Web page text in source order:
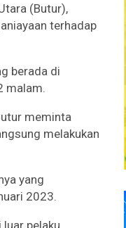
(Butur),
terhadap
berada di
malam.
meminta
melakukan
yang
2023.
pelaku